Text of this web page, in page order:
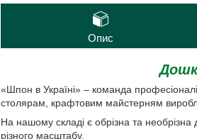
Опис
«Шпон в Україні» – команда
столярам, ​​крафтовим майстерням
На нашому складі є обрізна та
різного масштабу.